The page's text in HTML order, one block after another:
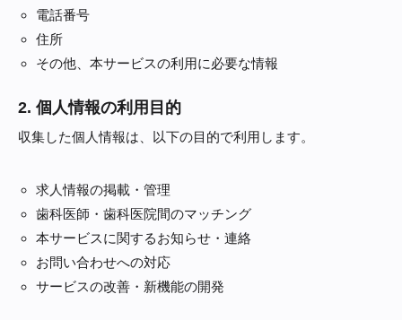
電話番号
住所
その他、本サービスの利用に必要な情報
2. 個人情報の利用目的
収集した個人情報は、以下の目的で利用します。
求人情報の掲載・管理
歯科医師・歯科医院間のマッチング
本サービスに関するお知らせ・連絡
お問い合わせへの対応
サービスの改善・新機能の開発